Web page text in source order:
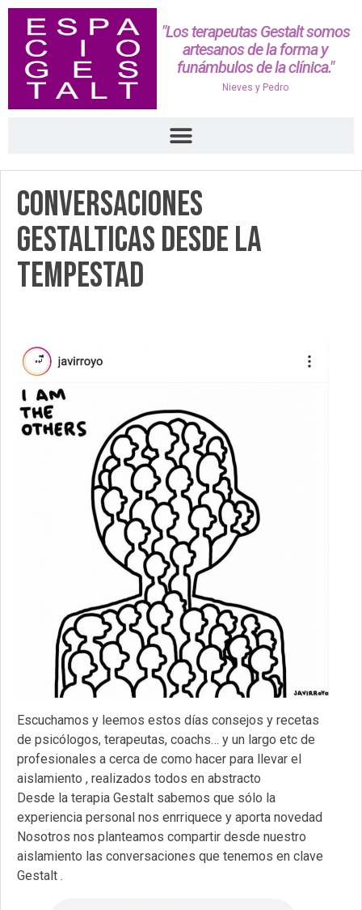
"Los terapeutas Gestalt somos
artesanos de la forma y
funámbulos de la clínica."
Nieves y Pedro
Conversaciones
gestalticas desde la
tempestad
Escuchamos y leemos estos días consejos y recetas
de psicólogos, terapeutas, coachs… y un largo etc de
profesionales a cerca de como hacer para llevar el
aislamiento , realizados todos en abstracto
Desde la terapia Gestalt sabemos que sólo la
experiencia personal nos enrriquece y aporta novedad
Nosotros nos planteamos compartir desde nuestro
aislamiento las conversaciones que tenemos en clave
Gestalt .